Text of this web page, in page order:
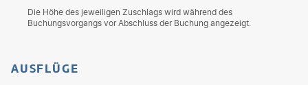
Die Höhe des jeweiligen Zuschlags wird während des
Buchungsvorgangs vor Abschluss der Buchung angezeigt.
AUSFLÜGE